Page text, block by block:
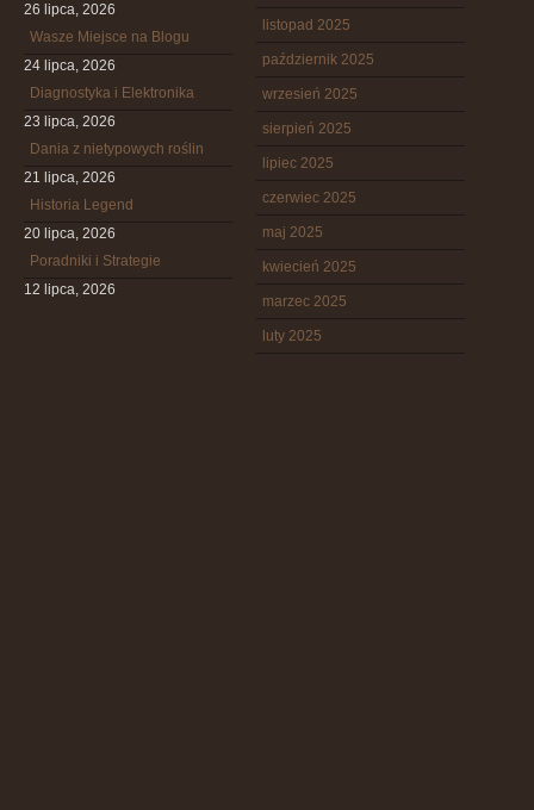
26 lipca, 2026
Wasze Miejsce na Blogu
24 lipca, 2026
Diagnostyka i Elektronika
23 lipca, 2026
Dania z nietypowych roślin
21 lipca, 2026
Historia Legend
20 lipca, 2026
Poradniki i Strategie
12 lipca, 2026
listopad 2025
październik 2025
wrzesień 2025
sierpień 2025
lipiec 2025
czerwiec 2025
maj 2025
kwiecień 2025
marzec 2025
luty 2025